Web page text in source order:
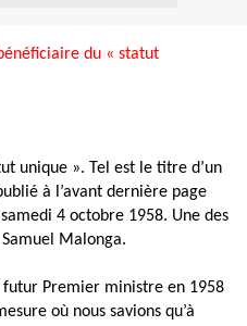
du « statut
unique ». Tel est le titre d’un
à l’avant dernière page
4 octobre 1958. Une des
Malonga.
Premier ministre en 1958
où nous savions qu’à